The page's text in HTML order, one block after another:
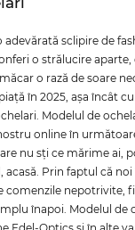
adevărată sclipire de
o strălucire
o rază de soare
în 2025, aşa încât
Modelul de
online în
nu sţi ce mărime ai,
Prin faptul că
nepotrivite,
înapoi. Modelul de